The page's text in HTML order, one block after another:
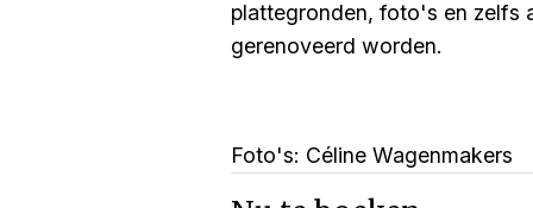
plattegronden, foto's en zelfs
gerenoveerd worden.
Foto's: Céline Wagenmakers